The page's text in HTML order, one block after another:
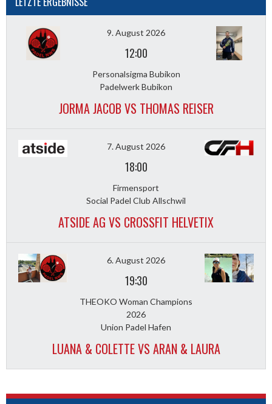
9. August 2026
12:00
Personalsigma Bubikon
Padelwerk Bubikon
JORMA JACOB VS THOMAS REISER
7. August 2026
18:00
Firmensport
Social Padel Club Allschwil
ATSIDE AG VS CROSSFIT HELVETIX
6. August 2026
19:30
THEOKO Woman Champions
2026
Union Padel Hafen
LUANA & COLETTE VS ARAN & LAURA